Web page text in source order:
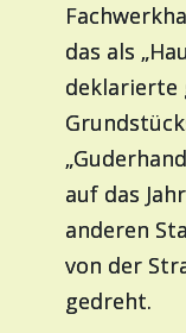
das als
deklarierte
auf das
anderen
von der
gedreht.